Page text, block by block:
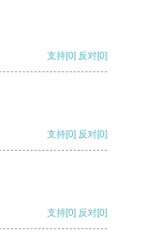
支持[0] 反对[0]
支持[0] 反对[0]
支持[0] 反对[0]